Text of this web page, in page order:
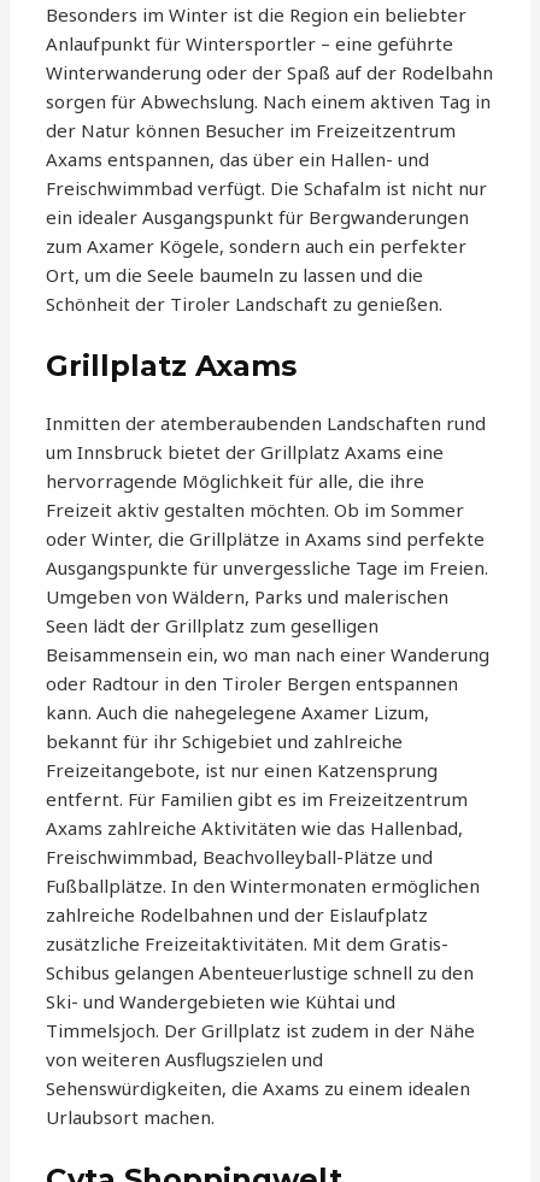
Besonders im Winter ist die Region ein beliebter
Anlaufpunkt für Wintersportler – eine geführte
Winterwanderung oder der Spaß auf der Rodelbahn
sorgen für Abwechslung. Nach einem aktiven Tag in
der Natur können Besucher im Freizeitzentrum
Axams entspannen, das über ein Hallen- und
Freischwimmbad verfügt. Die Schafalm ist nicht nur
ein idealer Ausgangspunkt für Bergwanderungen
zum Axamer Kögele, sondern auch ein perfekter
Ort, um die Seele baumeln zu lassen und die
Schönheit der Tiroler Landschaft zu genießen.
Grillplatz Axams
Inmitten der atemberaubenden Landschaften rund
um Innsbruck bietet der Grillplatz Axams eine
hervorragende Möglichkeit für alle, die ihre
Freizeit aktiv gestalten möchten. Ob im Sommer
oder Winter, die Grillplätze in Axams sind perfekte
Ausgangspunkte für unvergessliche Tage im Freien.
Umgeben von Wäldern, Parks und malerischen
Seen lädt der Grillplatz zum geselligen
Beisammensein ein, wo man nach einer Wanderung
oder Radtour in den Tiroler Bergen entspannen
kann. Auch die nahegelegene Axamer Lizum,
bekannt für ihr Schigebiet und zahlreiche
Freizeitangebote, ist nur einen Katzensprung
entfernt. Für Familien gibt es im Freizeitzentrum
Axams zahlreiche Aktivitäten wie das Hallenbad,
Freischwimmbad, Beachvolleyball-Plätze und
Fußballplätze. In den Wintermonaten ermöglichen
zahlreiche Rodelbahnen und der Eislaufplatz
zusätzliche Freizeitaktivitäten. Mit dem Gratis-
Schibus gelangen Abenteuerlustige schnell zu den
Ski- und Wandergebieten wie Kühtai und
Timmelsjoch. Der Grillplatz ist zudem in der Nähe
von weiteren Ausflugszielen und
Sehenswürdigkeiten, die Axams zu einem idealen
Urlaubsort machen.